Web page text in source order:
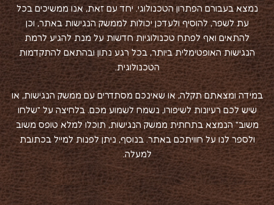
נמצא בעבורם הפתרון הטכנולוגי. יחד עם זאת, אנו ממשיכים בכל
עת לשפר, להוסיף ולעדכן יכולות לממשק הנגישות באתר, וכן
להתאים ואף לפתח טכנולוגיות חדשות על מנת להגיע לרמת
הנגישות האופטימלית ביותר, בכל רגע נתון ובהתאם להתקדמות
הטכנולוגית.
במידה ומצאתם תקלה, או שאינכם מסתדרים עם ממשק הנגישות, או
שיש לכם רעיונות לשיפורו, נשמח לשמוע מכם. בלחיצה על "שלחו
משוב" הנמצא בתחתית ממשק הנגישות, תוכלו למלא טופס משוב
ולספר לנו על חוויתכם באתר. בנוסף, ניתן לפנות למייל בכתובת
למעלה.